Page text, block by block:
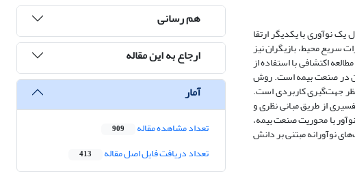
نوآوری با یکدیگر ارتقا
سریع محیط، بازیگران نیز
اکتشافی با استفاده از
علمی با صاحب‌نظران و خبرگان استفاده شد. روش جمع‌آوری اطلاعات مصاحبه با 30 نفر از خبرگان در صنعت بیمه است. روش
جهت‌گیری کاربردی است.
از طریق مبانی نظری و
کارآفرین و نوآور با محوریت صنعت بیمه،
نوآورانه مبتنی بر دانش
هم رسانی
ارجاع به این مقاله
آمار
تعداد مشاهده مقاله 909
تعداد دریافت فایل اصل مقاله 413